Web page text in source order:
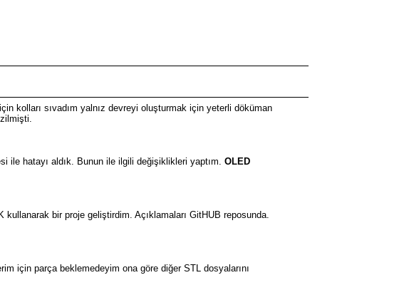
kolları sıvadım yalnız devreyi oluşturmak için yeterli döküman
ile hatayı aldık. Bunun ile ilgili değişiklikleri yaptım.OLED
bir proje geliştirdim. Açıklamaları GitHUB reposunda.
için parça beklemedeyim ona göre diğer STL dosyalarını